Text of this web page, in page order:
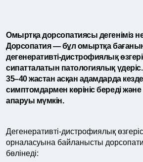
Омыртқа дорсопатиясы дегеніміз
Дорсопатия — бұл омыртқа
дегенеративті-дистрофиялық
сипатталатын патологиялық
35–40 жастан асқан адамдарда
симптомдармен көрініс береді және
апаруы мүмкін.
Дегенеративті-дистрофиялық
орналасуына байланысты
бөлінеді: